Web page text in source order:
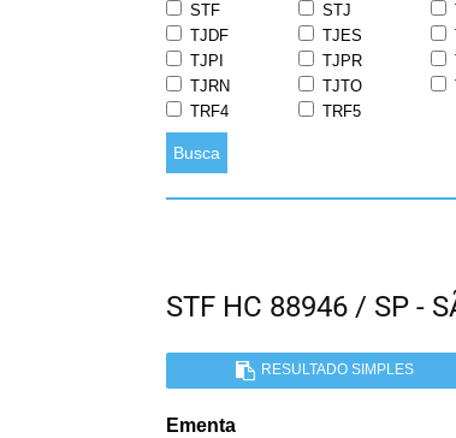
STF STJ
TJDF
TJES
TJPI
TJPR
TJRN
TJTO
TRF4
TRF5
Busca
STF HC 88946 / SP -
RESULTADO SIMPLES
Ementa